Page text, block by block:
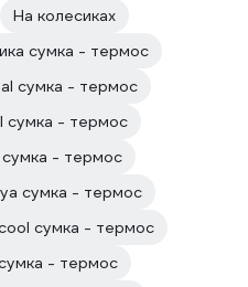
На колесиках
сумка - термос
сумка - термос
сумка - термос
- термос
сумка - термос
сумка - термос
- термос